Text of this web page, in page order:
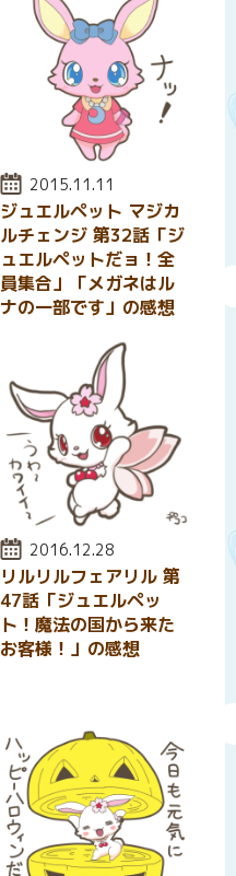
投稿日:
2015.11.11
ジュエルペット マジカ
ルチェンジ 第32話「ジ
ュエルペットだョ！全
員集合」「メガネはル
ナの一部です」の感想
投稿日:
2016.12.28
リルリルフェアリル 第
47話「ジュエルペッ
ト！魔法の国から来た
お客様！」の感想